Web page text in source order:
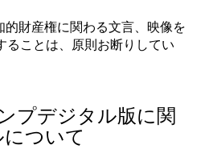
的財産権に関わる文言、映像を
ることは、原則お断りしてい
プデジタル版に関
ついて